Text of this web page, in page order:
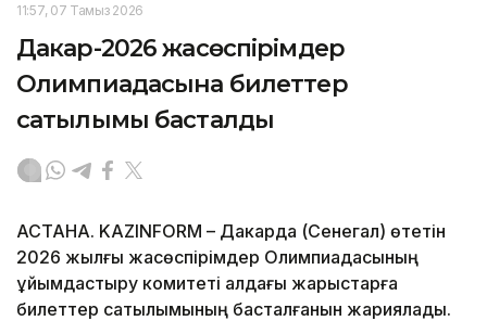
11:57, 07 Тамыз 2026
Дакар-2026 жасөспірімдер
Олимпиадасына билеттер
сатылымы басталды
АСТАНА. KAZINFORM – Дакарда (Сенегал) өтетін
2026 жылғы жасөспірімдер Олимпиадасының
ұйымдастыру комитеті алдағы жарыстарға
билеттер сатылымының басталғанын жариялады.